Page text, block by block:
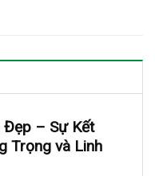
Đẹp – Sự Kết
Trọng và Linh